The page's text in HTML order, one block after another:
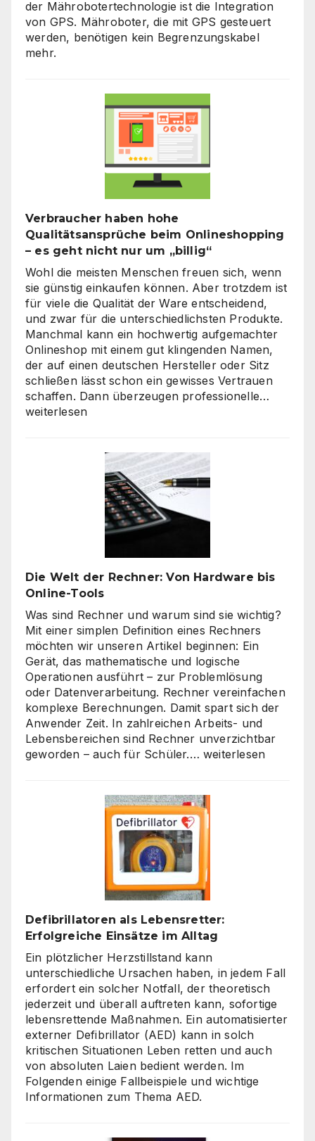
der Mährobotertechnologie ist die Integration
von GPS. Mähroboter, die mit GPS gesteuert
werden, benötigen kein Begrenzungskabel
mehr.
Verbraucher haben hohe
Qualitätsansprüche beim Onlineshopping
– es geht nicht nur um „billig“
Wohl die meisten Menschen freuen sich, wenn
sie günstig einkaufen können. Aber trotzdem ist
für viele die Qualität der Ware entscheidend,
und zwar für die unterschiedlichsten Produkte.
Manchmal kann ein hochwertig aufgemachter
Onlineshop mit einem gut klingenden Namen,
der auf einen deutschen Hersteller oder Sitz
schließen lässt schon ein gewisses Vertrauen
schaffen. Dann überzeugen professionelle…
„billig“
weiterlesen
Die Welt der Rechner: Von Hardware bis
Online-Tools
Was sind Rechner und warum sind sie wichtig?
Mit einer simplen Definition eines Rechners
möchten wir unseren Artikel beginnen: Ein
Gerät, das mathematische und logische
Operationen ausführt – zur Problemlösung
oder Datenverarbeitung. Rechner vereinfachen
komplexe Berechnungen. Damit spart sich der
Anwender Zeit. In zahlreichen Arbeits- und
Lebensbereichen sind Rechner unverzichtbar
geworden – auch für Schüler.… Die
Rechner:
Von
Hardware
Online-
Tools
weiterlesen
Defibrillatoren als Lebensretter:
Erfolgreiche Einsätze im Alltag
Ein plötzlicher Herzstillstand kann
unterschiedliche Ursachen haben, in jedem Fall
erfordert ein solcher Notfall, der theoretisch
jederzeit und überall auftreten kann, sofortige
lebensrettende Maßnahmen. Ein automatisierter
externer Defibrillator (AED) kann in solch
kritischen Situationen Leben retten und auch
von absoluten Laien bedient werden. Im
Folgenden einige Fallbeispiele und wichtige
Informationen zum Thema AED.